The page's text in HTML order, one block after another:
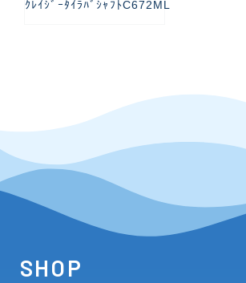
ｸﾚｲｼﾞｰﾀｲﾗﾊﾞｼｬﾌﾄC672ML
SHOP